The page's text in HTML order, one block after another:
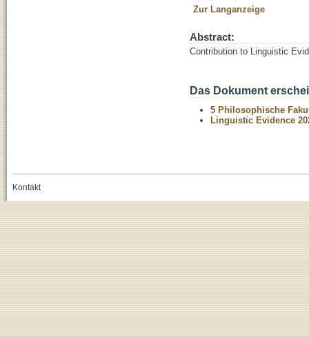
Zur Langanzeige
Abstract:
Contribution to Linguistic
Das Dokument
5 Philosophische
Linguistic Evidence
Kontakt